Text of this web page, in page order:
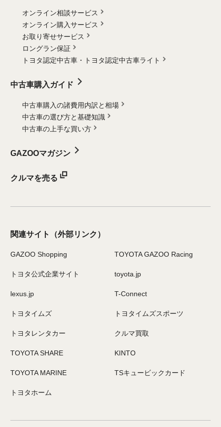
オンライン相談サービス
オンライン購入サービス
お取り寄せサービス
ロングラン保証
トヨタ認定中古車・
トヨタ認定中古車ライト
中古車購入ガイド
中古車購入の諸費用内訳と相場
中古車の選び方と基礎知識
中古車の上手な買い方
GAZOOマガジン
クルマを売る
関連サイト （外部リンク）
GAZOO Shopping TOYOTA GAZOO Racing
トヨタ公式企業サイト toyota.jp
lexus.jp T-Connect
トヨタイムズ トヨタイムズスポーツ
トヨタレンタカー クルマ買取
TOYOTA SHARE KINTO
TOYOTA MARINE TSキュービックカード
トヨタホーム